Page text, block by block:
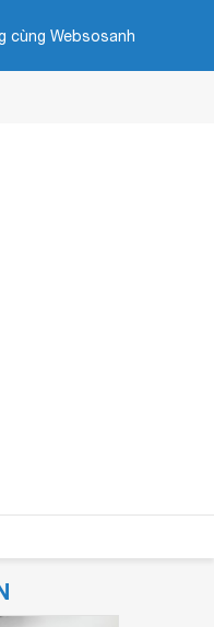
cùng Websosanh